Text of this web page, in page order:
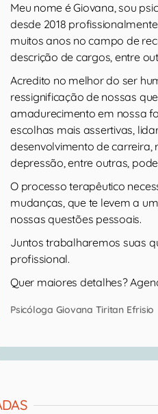
Meu nome é Giovana, sou
desde 2018
muitos anos no campo de
descrição de cargos, entre
Acredito no melhor do ser
ressignificação de nossas
amadurecimento em nossa
escolhas mais assertivas,
desenvolvimento de carreira,
depressão, entre outras,
O processo terapêutico
mudanças, que te levem a
nossas questões pessoais.
Juntos trabalharemos suas
profissional.
Quer maiores detalhes?
Psicóloga Giovana Tiritan Efrisio